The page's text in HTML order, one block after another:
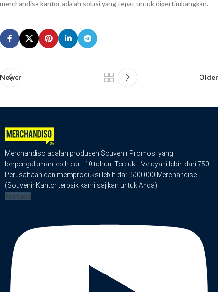
merchandise kantor adalah solusi yang tepat untuk dipertimbangkan.
Newer Older
Merchandiso adalah produsen Souvenir Promosi yang
berpengalaman lebih dari 10 tahun, Terbukti Melayani lebih dari 750
Perusahaan dan memproduksi lebih dari 500.000 Merchandise
(Souvenir Kantor terbaik kami sajikan untuk Anda).
Youtube